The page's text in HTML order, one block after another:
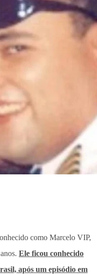
como Marcelo VIP,
Ele ficou conhecido
após um episódio em